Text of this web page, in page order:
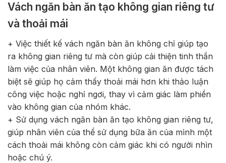
Vách ngăn bàn ăn tạo không gian riêng tư
và thoải mái
+ Việc thiết kế vách ngăn bàn ăn không chỉ giúp tạo
ra không gian riêng tư mà còn giúp cải thiện tinh thần
làm việc của nhân viên. Một không gian ăn được tách
biệt sẽ giúp họ cảm thấy thoải mái hơn khi thảo luận
công việc hoặc nghỉ ngơi, thay vì cảm giác làm phiền
vào không gian của nhóm khác.
+ Sử dụng vách ngăn bàn ăn tạo không gian riêng tư,
giúp nhân viên của thể sử dụng bữa ăn của mình một
cách thoải mái không còn cảm giác khi có người nhìn
hoặc chú ý.